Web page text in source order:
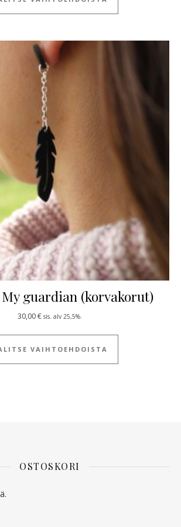
guardian (korvakorut)
30,00€ sis. alv 25,5%.
VAIHTOEHDOISTA
Tällä tuotteella
OSTOSKORI